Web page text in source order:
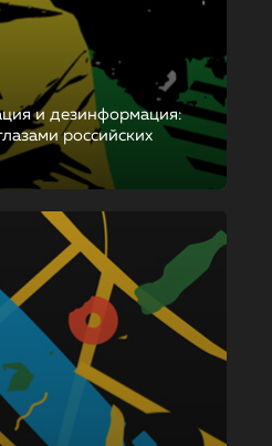
и дезинформация:
российских